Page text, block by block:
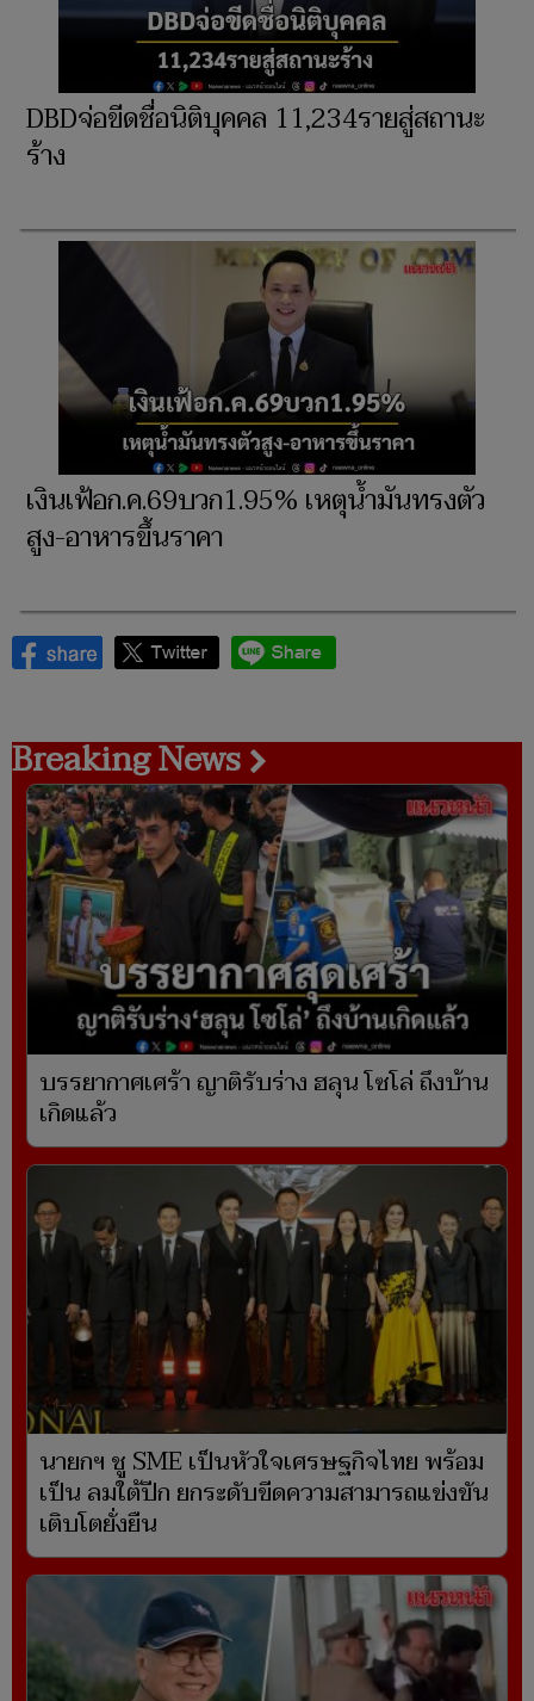
DBDจ่อขีดชื่อนิติบุคคล 11,234รายสู่สถานะ
ร้าง
เงินเฟ้อก.ค.69บวก1.95% เหตุน้ำมันทรงตัว
สูง-อาหารขึ้นราคา​
Breaking News
บรรยากาศเศร้า ญาติรับร่าง ฮลุน โซโล่ ถึงบ้าน
เกิดแล้ว
นายกฯ ชู SME เป็นหัวใจเศรษฐกิจไทย พร้อม
เป็น ลมใต้ปีก ยกระดับขีดความสามารถแข่งขัน
เติบโตยั่งยืน